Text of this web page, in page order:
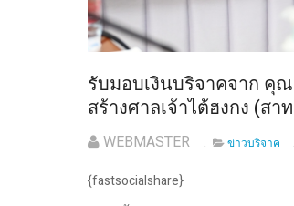
รับมอบเงินบริจาคจาก คุ
สร้างศาลเจ้าไต้ฮงกง (สา
WEBMASTER ข่าวบริจาค
{fastsocialshare}